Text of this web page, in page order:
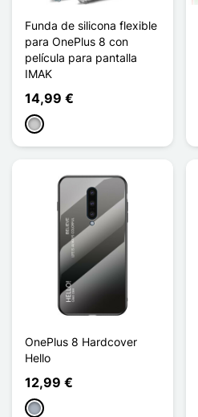
Funda de silicona flexible
para OnePlus 8 con
película para pantalla
IMAK
14,99 €
Transparente
OnePlus 8 Hardcover
Hello
12,99 €
Gris